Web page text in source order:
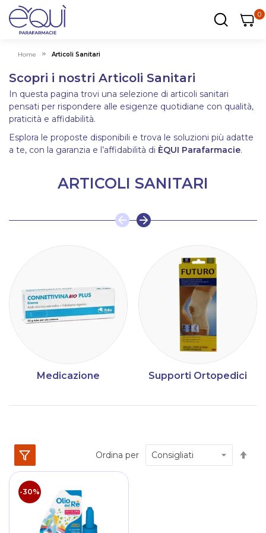
00
Home Articoli Sanitari
Scopri i nostri Articoli Sanitari
In questa pagina trovi una selezione di articoli sanitari
pensati per rispondere alle esigenze quotidiane con qualità,
praticità e affidabilità.
Esplora le proposte disponibili e trova le soluzioni più adatte
a te, con la garanzia e l’affidabilità di ÈQUI Parafarmacie.
ARTICOLI SANITARI
Medicazione Supporti Ortopedici
Ordina per
-30%